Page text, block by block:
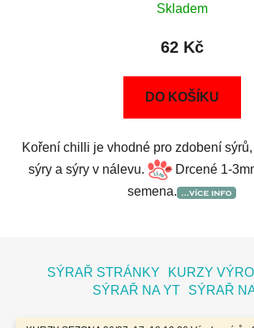
Skladem
62 Kč
DO KOŠÍKU
Koření chilli je vhodné pro zdobení
sýry a sýry v nálevu.
Drcené 1-
semena.
SÝRAŘ STRÁNKY
KURZY
SÝRAŘ NA YT
SÝRAŘ